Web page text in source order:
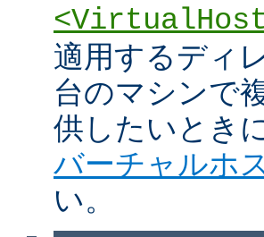
適用するディ
台のマシンで
供したいとき
バーチャルホ
い。